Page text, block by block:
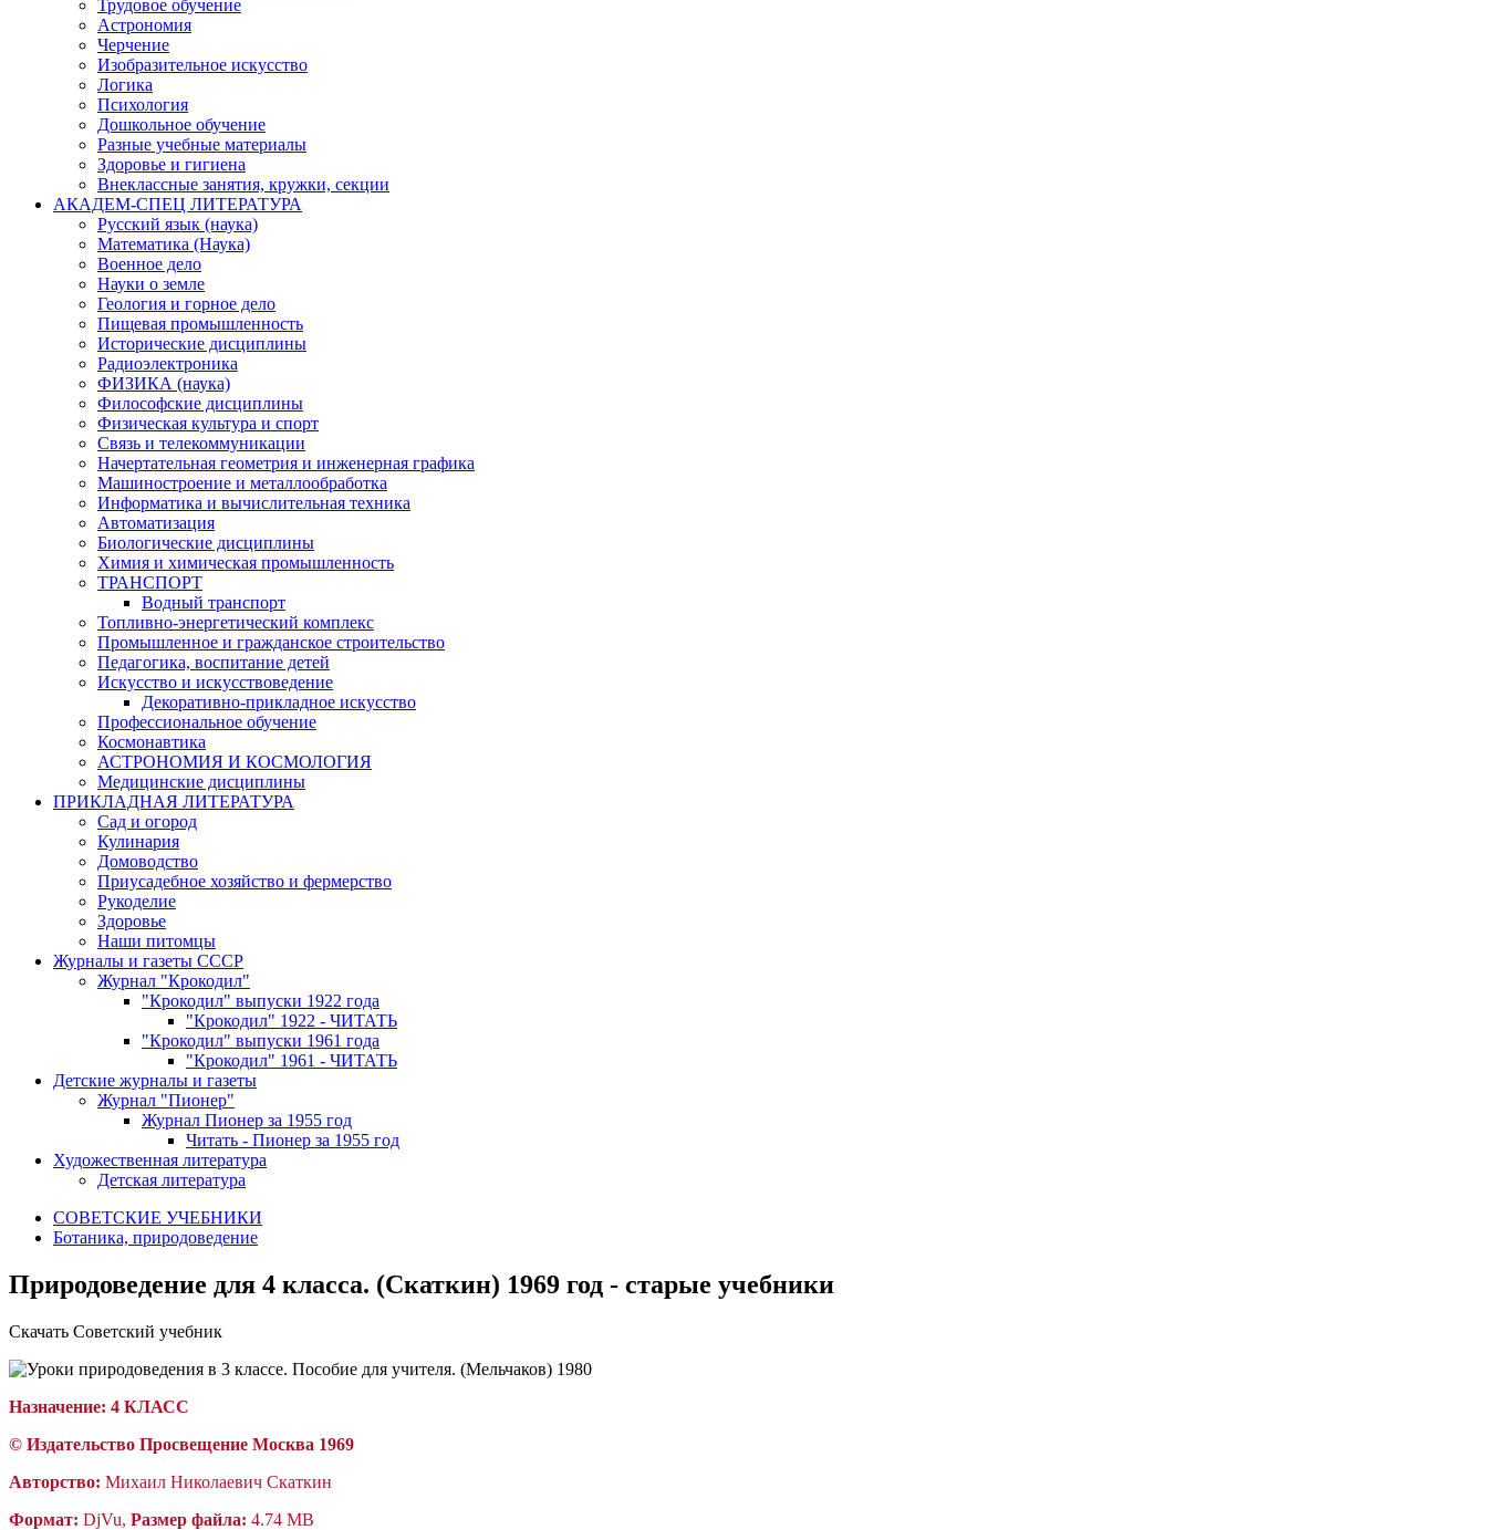
Трудовое обучение
Астрономия
Черчение
Изобразительное искусство
Логика
Психология
Дошкольное обучение
Разные учебные материалы
Здоровье и гигиена
Внеклассные занятия, кружки, секции
АКАДЕМ-СПЕЦ ЛИТЕРАТУРА
Русский язык (наука)
Математика (Наука)
Военное дело
Науки о земле
Геология и горное дело
Пищевая промышленность
Исторические дисциплины
Радиоэлектроника
ФИЗИКА (наука)
Философские дисциплины
Физическая культура и спорт
Связь и телекоммуникации
Начертательная геометрия и инженерная графика
Машиностроение и металлообработка
Информатика и вычислительная техника
Автоматизация
Биологические дисциплины
Химия и химическая промышленность
ТРАНСПОРТ
Водный транспорт
Топливно-энергетический комплекс
Промышленное и гражданское строительство
Педагогика, воспитание детей
Искусство и искусствоведение
Декоративно-прикладное искусство
Профессиональное обучение
Космонавтика
АСТРОНОМИЯ И КОСМОЛОГИЯ
Медицинские дисциплины
ПРИКЛАДНАЯ ЛИТЕРАТУРА
Сад и огород
Кулинария
Домоводство
Приусадебное хозяйство и фермерство
Рукоделие
Здоровье
Наши питомцы
Журналы и газеты СССР
Журнал "Крокодил"
"Крокодил" выпуски 1922 года
"Крокодил" 1922 - ЧИТАТЬ
"Крокодил" выпуски 1961 года
"Крокодил" 1961 - ЧИТАТЬ
Детские журналы и газеты
Журнал "Пионер"
Журнал Пионер за 1955 год
Читать - Пионер за 1955 год
Художественная литература
Детская литература
СОВЕТСКИЕ УЧЕБНИКИ
Ботаника, природоведение
Природоведение для 4 класса. (Скаткин) 1969 год - старые учебники
Скачать Советский учебник
Назначение: 4 КЛАСС
© Издательство Просвещение Москва 1969
Авторство: Михаил Николаевич Скаткин
Формат: DjVu, Размер файла: 4.74 MB